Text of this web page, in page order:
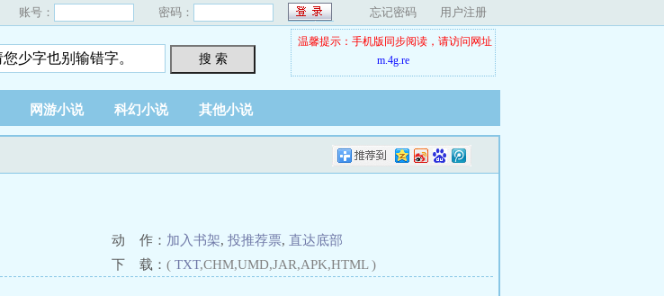
账号： 密码： 忘记密码 用户注册
搜 索
温馨提示：手机版同步阅读，请访问网址
m.4g.re
网游小说 科幻小说 其他小说
动 作： 加入书架, 投推荐票, 直达底部
下 载： ( TXT,CHM,UMD,JAR,APK,HTML )